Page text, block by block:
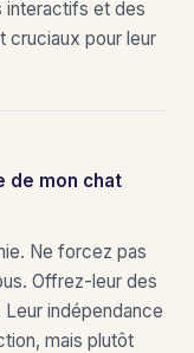
interactifs et des
cruciaux pour leur
de mon chat
Ne forcez pas
Offrez-leur des
indépendance
mais plutôt